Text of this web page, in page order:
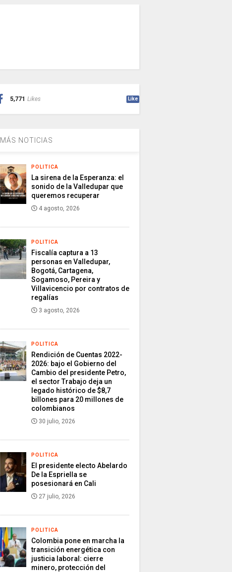
5,771 Likes Like
MÁS NOTICIAS
POLITICA
La sirena de la Esperanza: el
sonido de la Valledupar que
queremos recuperar
4 agosto, 2026
POLITICA
Fiscalía captura a 13
personas en Valledupar,
Bogotá, Cartagena,
Sogamoso, Pereira y
Villavicencio por contratos de
regalías
3 agosto, 2026
POLITICA
Rendición de Cuentas 2022-
2026: bajo el Gobierno del
Cambio del presidente Petro,
el sector Trabajo deja un
legado histórico de $8,7
billones para 20 millones de
colombianos
30 julio, 2026
POLITICA
El presidente electo Abelardo
De la Espriella se
posesionará en Cali
27 julio, 2026
POLITICA
Colombia pone en marcha la
transición energética con
justicia laboral: cierre
minero, protección del